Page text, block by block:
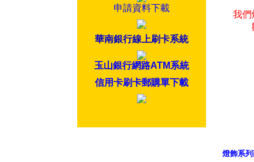
申請資料下載
華南銀行線上刷卡系統
玉山銀行網路ATM系統
信用卡刷卡郵購單下載
我們
燈飾系